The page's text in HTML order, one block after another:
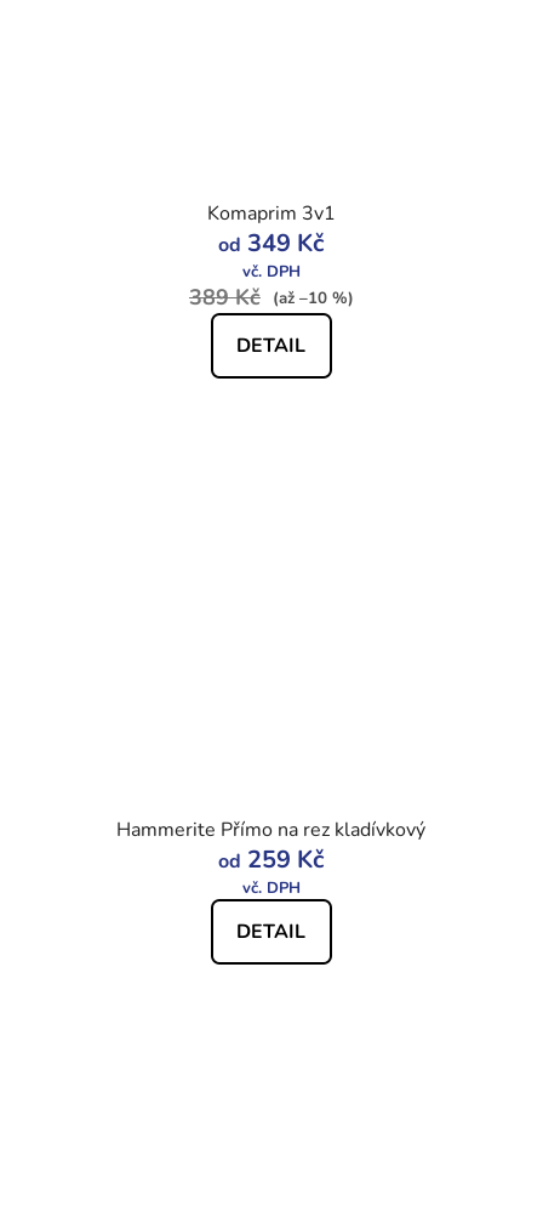
Komaprim 3v1
od 349 Kč
389 Kč (až –10 %)
DETAIL
Hammerite Přímo na rez kladívkový
od 259 Kč
DETAIL